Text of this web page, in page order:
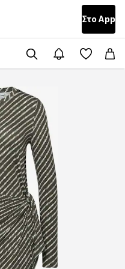
Στο Αpp